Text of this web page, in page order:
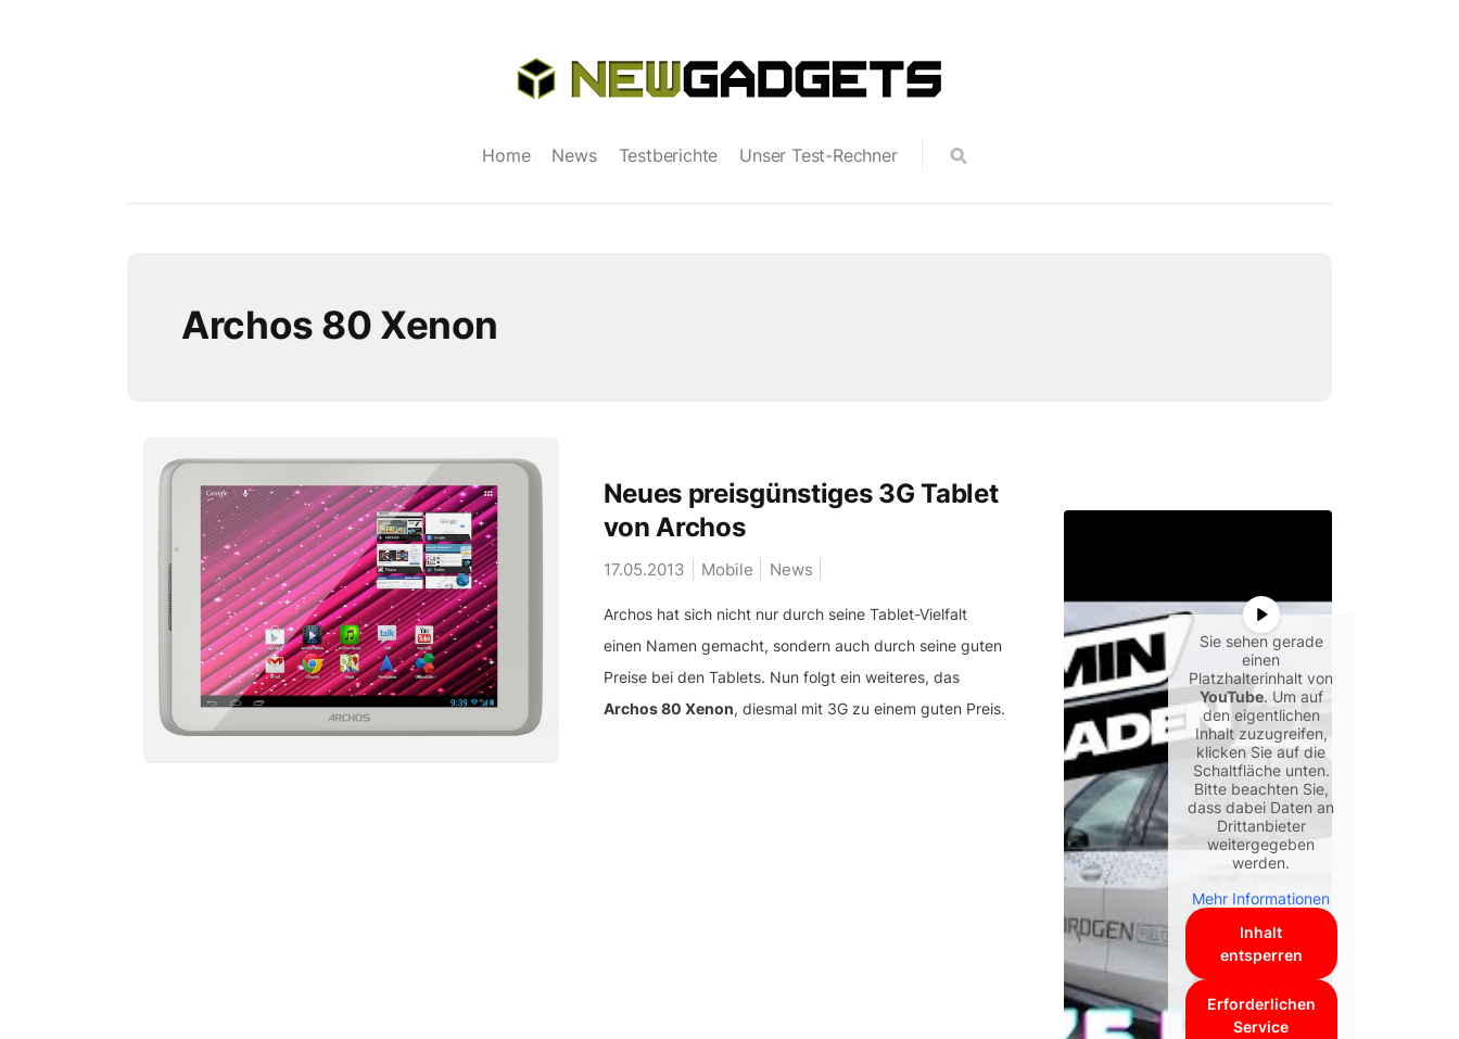
Home News Testberichte Unser Test-Rechner
Archos 80 Xenon
Neues preisgünstiges 3G Tablet
von Archos
17.05.2013 Mobile News
Archos hat sich nicht nur durch seine Tablet-Vielfalt
einen Namen gemacht, sondern auch durch seine guten
Preise bei den Tablets. Nun folgt ein weiteres, das
Archos 80 Xenon, diesmal mit 3G zu einem guten Preis.
Sie sehen gerade
einen
Platzhalterinhalt von
YouTube. Um auf
den eigentlichen
Inhalt zuzugreifen,
klicken Sie auf die
Schaltfläche unten.
Bitte beachten Sie,
dass dabei Daten an
Drittanbieter
weitergegeben
werden.
Mehr Informationen
Inhalt
entsperren
Erforderlichen
Service